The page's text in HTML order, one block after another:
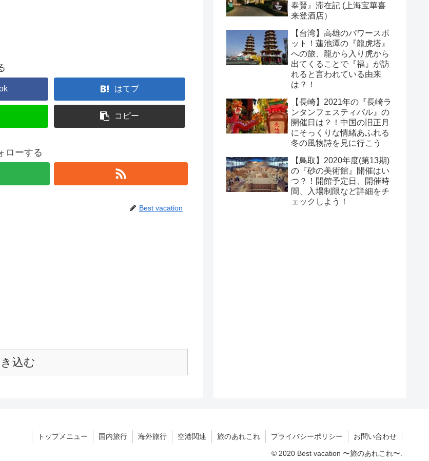
はてブ
コピー
ローする
Best vacation
込む
奉賢』滞在記 (上海宝華喜
来登酒店）
【台湾】高雄のパワースポ
ット！蓮池潭の『龍虎塔』
への旅、龍から入り虎から
出てくることで『福』が訪
れると言われている由来
は？！
【長崎】2021年の『長崎ラ
ンタンフェスティバル』の
開催日は？！中国の旧正月
にそっくりな情緒あふれる
冬の風物詩を見に行こう
【鳥取】2020年度(第13期)
の『砂の美術館』開催はい
つ？！開館予定日、開催時
間、入場制限など詳細をチ
ェックしよう！
トップメニュー 国内旅行 海外旅行 空港関連 旅のあれこれ プライバシーポリシー お問い合わせ
© 2020 Best vacation 〜旅のあれこれ〜.